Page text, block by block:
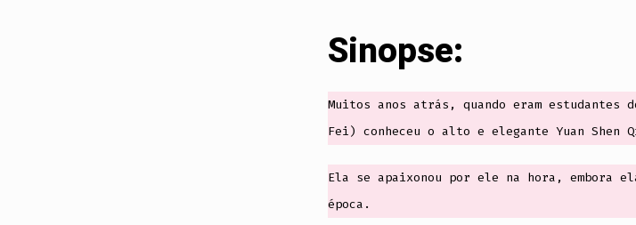
Sinopse:
Muitos anos atrás, quando eram estudantes
Fei) conheceu o alto e elegante Yuan Shen
Ela se apaixonou por ele na hora, embora
época.